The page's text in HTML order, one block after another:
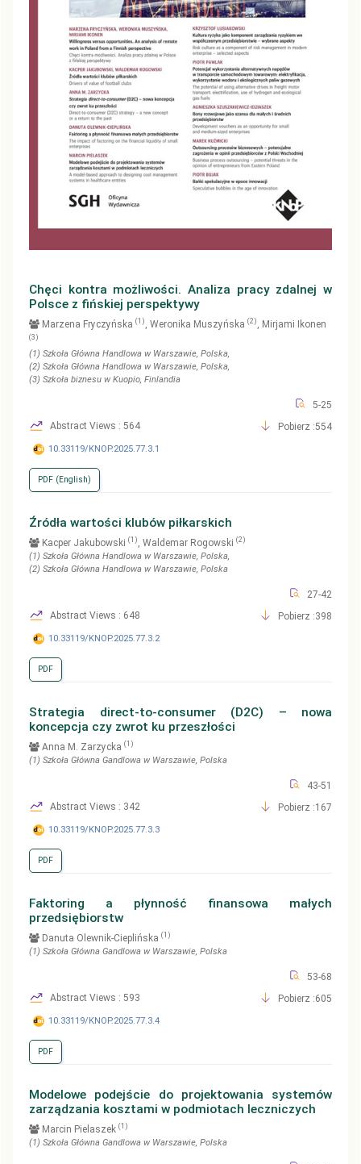
Chęci kontra możliwości. Analiza pracy zdalnej w
Polsce z fińskiej perspektywy
Marzena Fryczyńska (1) , Weronika Muszyńska (2) , Mirjami Ikonen
(3)
(1) Szkoła Główna Handlowa w Warszawie , Polska
(2) Szkoła Główna Handlowa w Warszawie , Polska
(3) Szkoła biznesu w Kuopio , Finlandia
5-25
Abstract Views : 564
Pobierz :554
10.33119/KNOP.2025.77.3.1
PDF (English)
Źródła wartości klubów piłkarskich
Kacper Jakubowski (1) , Waldemar Rogowski (2)
(1) Szkoła Główna Handlowa w Warszawie , Polska
(2) Szkoła Główna Handlowa w Warszawie , Polska
27-42
Abstract Views : 648
Pobierz :398
10.33119/KNOP.2025.77.3.2
PDF
Strategia direct-to-consumer (D2C) – nowa
koncepcja czy zwrot ku przeszłości
Anna M. Zarzycka (1)
(1) Szkoła Główna Gandlowa w Warszawie , Polska
43-51
Abstract Views : 342
Pobierz :167
10.33119/KNOP.2025.77.3.3
PDF
Faktoring a płynność finansowa małych
przedsiębiorstw
Danuta Olewnik-Cieplińska (1)
(1) Szkoła Główna Gandlowa w Warszawie , Polska
53-68
Abstract Views : 593
Pobierz :605
10.33119/KNOP.2025.77.3.4
PDF
Modelowe podejście do projektowania systemów
zarządzania kosztami w podmiotach leczniczych
Marcin Pielaszek (1)
(1) Szkoła Główna Gandlowa w Warszawie , Polska